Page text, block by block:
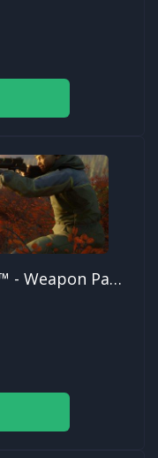
theHunter: Call of the Wild™ - Weapon Pack 3